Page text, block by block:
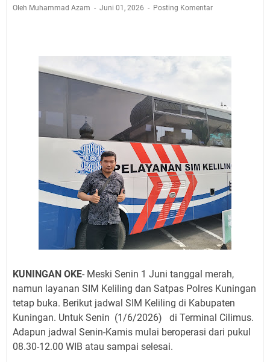
Pembersih Dosa Kita, Ini Jadwal Salat Wilayah
Kuningan Kamis 6 Agustus 2026
Agenda Kegiatan Bupati, Wabup dan Sekda Kuningan
Rabu 5 Agustus 2026 Masing-masing Dua Acara
Ini Lokasi Samling Kuningan Rabu 5 Agustus 2026
Uniku Jadi Tuan Rumah Pendampingan Penyusunan
Dokumen SPMI
Sudahkah Kita Merdeka Dari Hawa Nafsu?
Oleh Muhammad Azam Juni 01, 2026 Posting Komentar
KUNINGAN OKE- Meski Senin 1 Juni tanggal merah,
namun layanan SIM Keliling dan Satpas Polres Kuningan
tetap buka. Berikut jadwal SIM Keliling di Kabupaten
Kuningan. Untuk Senin (1/6/2026) di Terminal Cilimus.
Adapun jadwal Senin-Kamis mulai beroperasi dari pukul
08.30-12.00 WIB atau sampai selesai.